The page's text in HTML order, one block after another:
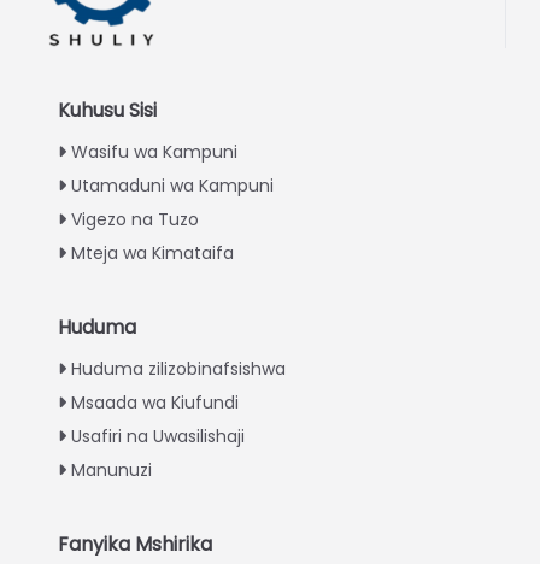
Kuhusu Sisi
Wasifu wa Kampuni
Utamaduni wa Kampuni
Vigezo na Tuzo
Mteja wa Kimataifa
Huduma
Huduma zilizobinafsishwa
Msaada wa Kiufundi
Usafiri na Uwasilishaji
Manunuzi
Fanyika Mshirika